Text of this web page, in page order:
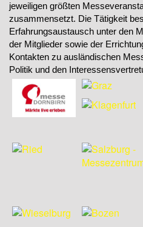
jeweiligen größten
zusammensetzt. Die Tätigkeit
Erfahrungsaustausch unter den
der Mitglieder sowie der
Kontakten zu ausländischen
Politik und den